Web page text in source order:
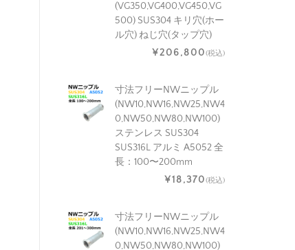
(VG350,VG400,VG450,VG
500) SUS304 キリ穴(ホー
ル穴) ねじ穴(タップ穴)
¥206,800(税込)
寸法フリーNWニップル
(NW10,NW16,NW25,NW4
0,NW50,NW80,NW100)
ステンレス SUS304
SUS316L アルミ A5052 全
長：100〜200mm
¥18,370(税込)
寸法フリーNWニップル
(NW10,NW16,NW25,NW4
0,NW50,NW80,NW100)